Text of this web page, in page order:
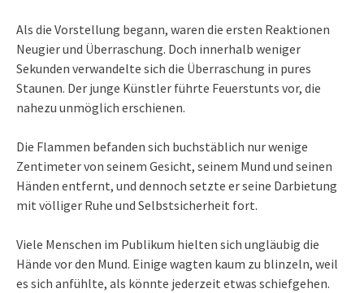
Als die Vorstellung begann, waren die ersten Reaktionen
Neugier und Überraschung. Doch innerhalb weniger
Sekunden verwandelte sich die Überraschung in pures
Staunen. Der junge Künstler führte Feuerstunts vor, die
nahezu unmöglich erschienen.
Die Flammen befanden sich buchstäblich nur wenige
Zentimeter von seinem Gesicht, seinem Mund und seinen
Händen entfernt, und dennoch setzte er seine Darbietung
mit völliger Ruhe und Selbstsicherheit fort.
Viele Menschen im Publikum hielten sich ungläubig die
Hände vor den Mund. Einige wagten kaum zu blinzeln, weil
es sich anfühlte, als könnte jederzeit etwas schiefgehen.